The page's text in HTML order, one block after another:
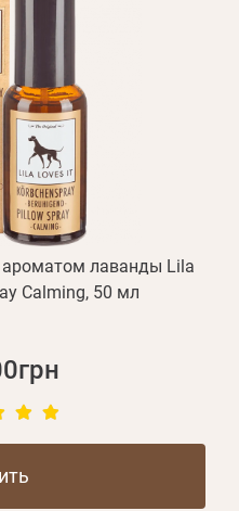
лаванды Lila
Calming, 50 мл